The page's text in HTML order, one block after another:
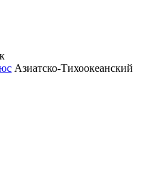
Азиатско-Тихоокеанский